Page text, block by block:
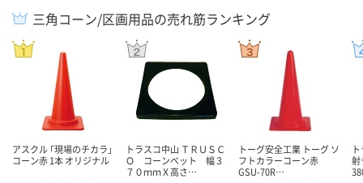
三角コーン/区画用品の売れ筋ランキング
アスクル 「現場のチカラ」
コーン赤 1本 オリジナル
トラスコ中山 ＴＲＵＳＣ
Ｏ コーンベット 幅３
７０ｍｍＸ高さ…
トーグ安全工業 トーグ ソ
フトカラーコーン赤
GSU-70R…
射